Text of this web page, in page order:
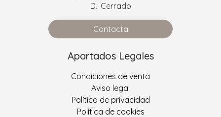
D.: Cerrado
Contacta
Apartados Legales
Condiciones de venta
Aviso legal
Política de privacidad
Política de cookies